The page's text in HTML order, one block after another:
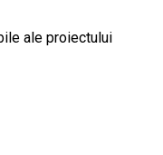
ale proiectului